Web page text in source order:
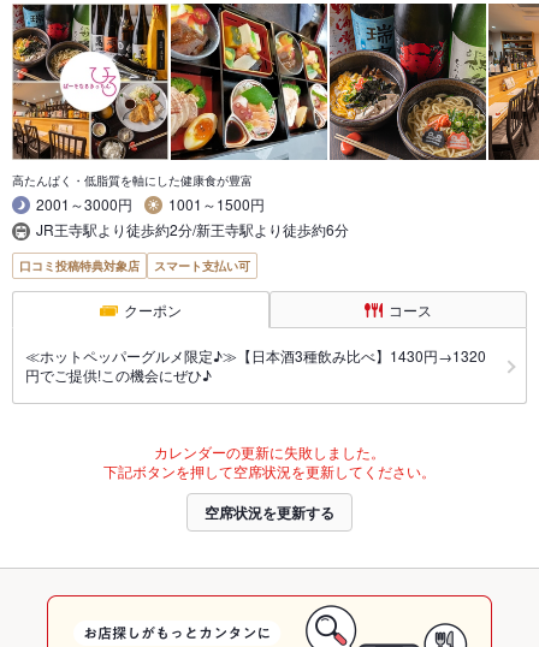
高たんぱく・低脂質を軸にした健康食が豊富
2001～3000円
1001～1500円
JR王寺駅より徒歩約2分/新王寺駅より徒歩約6分
口コミ投稿特典対象店 スマート支払い可
クーポン コース
≪ホットペッパーグルメ限定♪≫【日本酒3種飲み比べ】1430円→1320
円でご提供!この機会にぜひ♪
カレンダーの更新に失敗しました。
下記ボタンを押して空席状況を更新してください。
空席状況を更新する